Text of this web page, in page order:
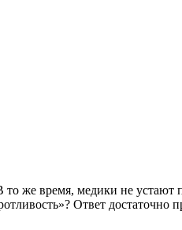
же время, медики не устают
Ответ достаточно